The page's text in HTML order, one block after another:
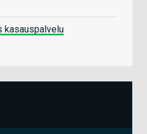
kasauspalvelu